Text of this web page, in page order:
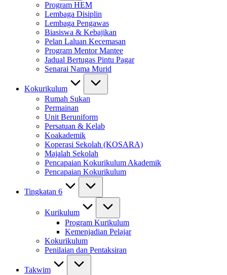
Program HEM
Lembaga Disiplin
Lembaga Pengawas
Biasiswa & Kebajikan
Pelan Laluan Kecemasan
Program Mentor Mantee
Jadual Bertugas Pintu Pagar
Senarai Nama Murid
Kokurikulum
Rumah Sukan
Permainan
Unit Beruniform
Persatuan & Kelab
Koakademik
Koperasi Sekolah (KOSARA)
Majalah Sekolah
Pencapaian Kokurikulum Akademik
Pencapaian Kokurikulum
Tingkatan 6
Kurikulum
Program Kurikulum
Kemenjadian Pelajar
Kokurikulum
Penilaian dan Pentaksiran
Takwim